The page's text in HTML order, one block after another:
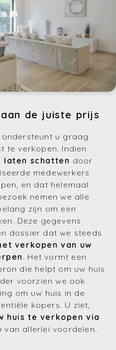
de juiste prijs
ondersteunt u graag
te verkopen. Indien
laten schatten door
medewerkers
en dat helemaal
nemen we alle
zijn om een
Deze gegevens
dossier dat we steeds
verkopen van uw
. Het vormt een
die helpt om uw huis
voorzien we ook
om uw huis in de
kopers. U ziet,
huis te verkopen via
van allerlei voordelen.